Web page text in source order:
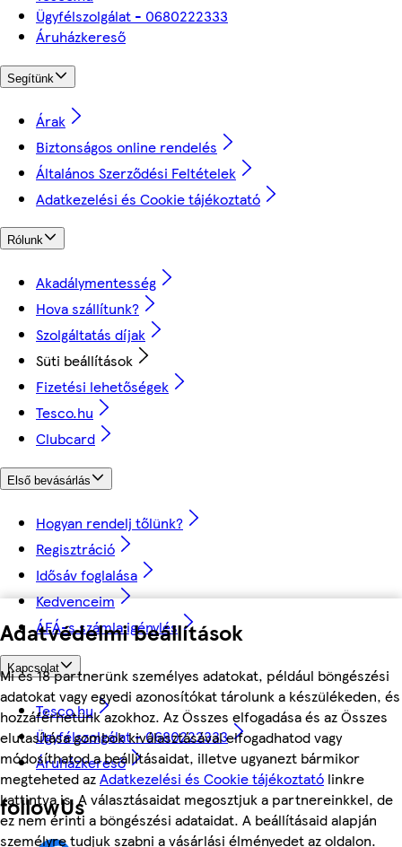
Adatvédelmi beállítások
Mi és 18 partnerünk személyes adatokat, például böngészési
adatokat vagy egyedi azonosítókat tárolunk a készülékeden, és
hozzáférhetünk azokhoz. Az Összes elfogadása és az Összes
elutasítása gombok kiválasztásával elfogadhatod vagy
módosíthatod a beállításaidat, illetve ugyanezt bármikor
megteheted azAdatkezelési és Cookie tájékoztató linkre
kattintva is. A választásaidat megosztjuk a partnereinkkel, de
ez nem érinti a böngészési adataidat. A beállításaid alapján
személyre tudjuk szabni a vásárlási élményedet az oldalon.
Ügyfélszolgálat - 0680222333
Áruházkereső
Segítünk
Árak
Biztonságos online rendelés
Általános Szerződési Feltételek
Adatkezelési és Cookie tájékoztató
Rólunk
Akadálymentesség
Hova szállítunk?
Szolgáltatás díjak
Süti beállítások
Fizetési lehetőségek
Tesco.hu
Clubcard
Első bevásárlás
Hogyan rendelj tőlünk?
Regisztráció
Idősáv foglalása
Kedvenceim
ÁFÁ-s számla igénylés
Kapcsolat
Tesco.hu
Ügyfélszolgálat - 0680222333
Áruházkereső
followUs